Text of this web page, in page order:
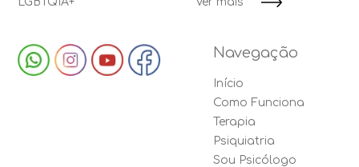
Navegação
Início
Como Funciona
Terapia
Psiquiatria
Sou Psicólogo